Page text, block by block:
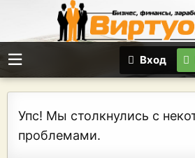
Вход
Упс! Мы столкнулись с
проблемами.